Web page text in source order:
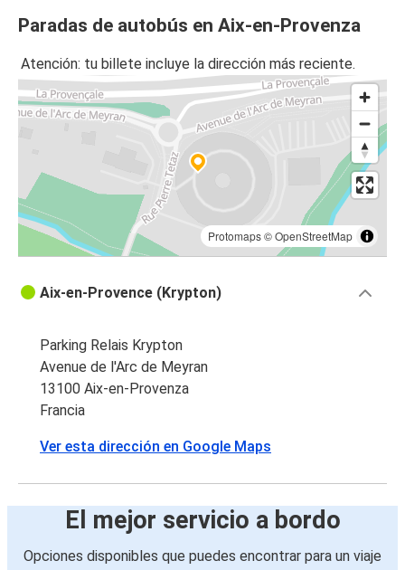
Paradas de autobús en Aix-en-Provenza
Atención: tu billete incluye la dirección más reciente.
Protomaps©OpenStreetMap
Aix-en-Provence (Krypton)
Parking Relais Krypton
Avenue de l'Arc de Meyran
13100 Aix-en-Provenza
Francia
Ver esta dirección en Google Maps
El mejor servicio a bordo
Opciones disponibles que puedes encontrar para un viaje